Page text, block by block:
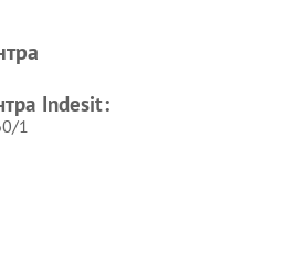
Indesit
Indesit:
1